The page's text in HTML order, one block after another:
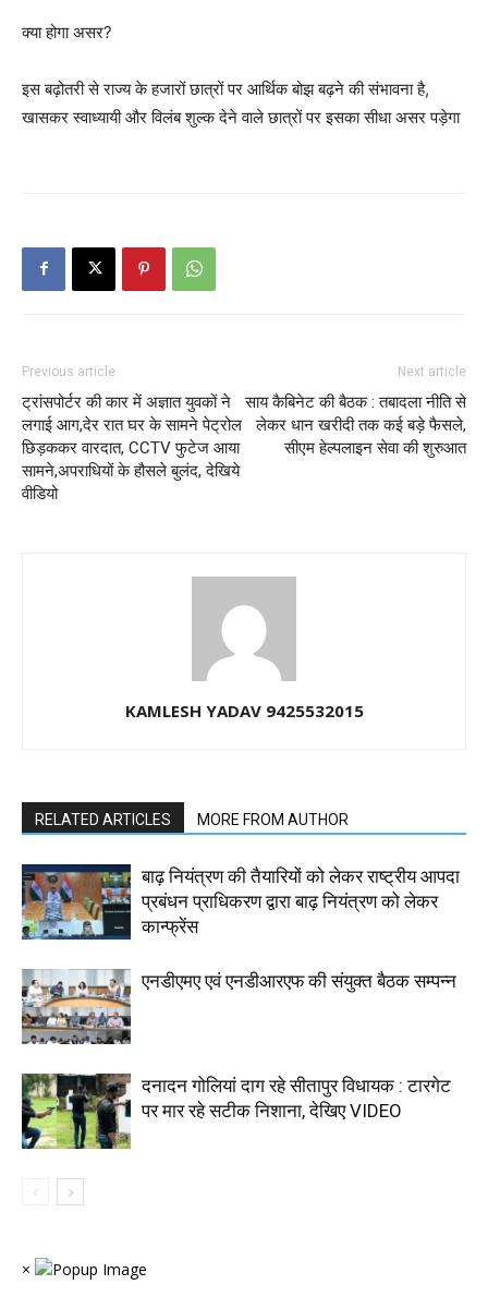
क्या होगा असर?
इस बढ़ोतरी से राज्य के हजारों छात्रों पर आर्थिक बोझ बढ़ने की संभावना है,
खासकर स्वाध्यायी और विलंब शुल्क देने वाले छात्रों पर इसका सीधा असर पड़ेगा
Previous article
ट्रांसपोर्टर की कार में अज्ञात युवकों ने
लगाई आग,देर रात घर के सामने पेट्रोल
छिड़ककर वारदात, CCTV फुटेज आया
सामने,अपराधियों के हौसले बुलंद, देखिये
वीडियो
Next article
साय कैबिनेट की बैठक : तबादला नीति से
लेकर धान खरीदी तक कई बड़े फैसले,
सीएम हेल्पलाइन सेवा की शुरुआत
KAMLESH YADAV 9425532015
RELATED ARTICLES MORE FROM AUTHOR
बाढ़ नियंत्रण की तैयारियों को लेकर राष्ट्रीय आपदा
प्रबंधन प्राधिकरण द्वारा बाढ़ नियंत्रण को लेकर
कान्फ्रेंस
एनडीएमए एवं एनडीआरएफ की संयुक्त बैठक सम्पन्न
दनादन गोलियां दाग रहे सीतापुर विधायक : टारगेट
पर मार रहे सटीक निशाना, देखिए VIDEO
×